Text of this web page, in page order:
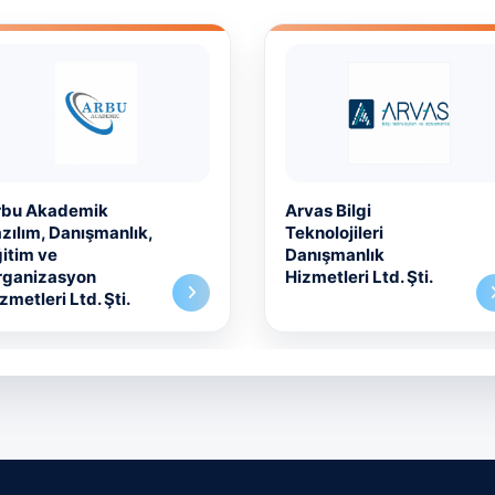
Bilgi
Ltd. Şti.
Defder Teknoloji Ltd.
Şti.